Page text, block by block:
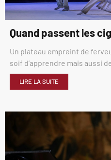
Quand passent les
Un plateau empreint de
soif d’apprendre mais aussi
LIRE LA SUITE